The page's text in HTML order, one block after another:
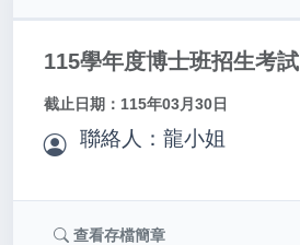
115學年度博士班招生考試
截止日期：115年03月30日
聯絡人：龍小姐
查看存檔簡章